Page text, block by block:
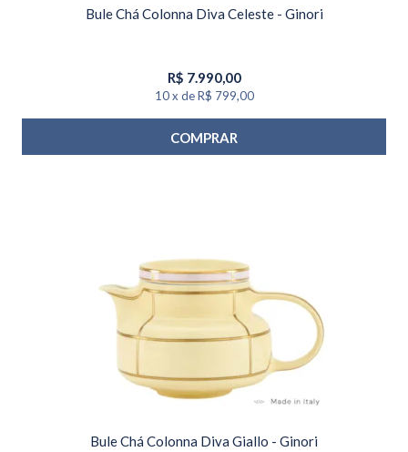
Bule Chá Colonna Diva Celeste - Ginori
R$ 7.990,00
10 x de R$ 799,00
COMPRAR
Bule Chá Colonna Diva Giallo - Ginori